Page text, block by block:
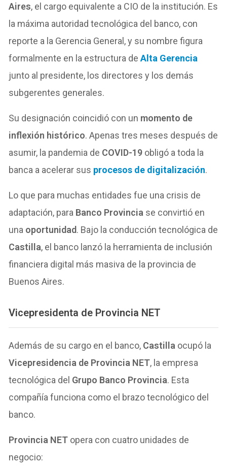
Aires, el cargo equivalente a CIO de la institución. Es
la máxima autoridad tecnológica del banco, con
reporte a la Gerencia General, y su nombre figura
formalmente en la estructura deAlta Gerencia
junto al presidente, los directores y los demás
subgerentes generales.
Su designación coincidió con un momento de
inflexión histórico. Apenas tres meses después de
asumir, la pandemia de COVID-19 obligó a toda la
banca a acelerar sus procesos de digitalización.
Lo que para muchas entidades fue una crisis de
adaptación, para Banco Provincia se convirtió en
una oportunidad. Bajo la conducción tecnológica de
Castilla, el banco lanzó la herramienta de inclusión
financiera digital más masiva de la provincia de
Buenos Aires.
Vicepresidenta de Provincia NET
Además de su cargo en el banco, Castilla ocupó la
Vicepresidencia de Provincia NET, la empresa
tecnológica del Grupo Banco Provincia. Esta
compañía funciona como el brazo tecnológico del
banco.
Provincia NET opera con cuatro unidades de
negocio: